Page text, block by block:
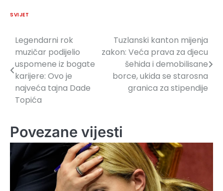
SVIJET
Navigacija
članaka
Legendarni rok
muzičar podijelio
uspomene iz bogate
karijere: Ovo je
najveća tajna Dade
Topića
Tuzlanski kanton mijenja
zakon: Veća prava za djecu
šehida i demobilisane
borce, ukida se starosna
granica za stipendije
Povezane vijesti